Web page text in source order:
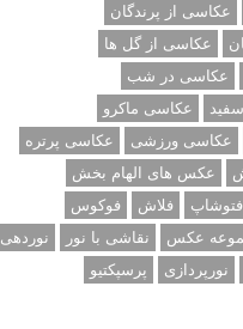
عکاسی از پرندگان
عکاسی از گل ها
عکاسی در شب
عکاسی ماکرو
عکاسی ورزشی
عکاسی پرتره
عکس های الهام بخش
فتوشاپ فلاش
فوکوس
عکس نقاشی با نور
نوردهی
نورپردازی
پرسپکتیو